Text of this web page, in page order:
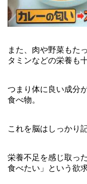
また、肉や野菜もた
タミンなどの栄養も十
つまり体に良い成分
食べ物。
これを脳はしっかり記
栄養不足を感じ取っ
食べたい」という欲